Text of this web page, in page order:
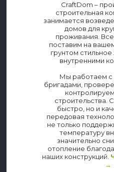
CraftDom –
строительная
занимается
домов для
проживания.
поставим на
грунтом
внутренними
Мы работаем с
бригадами,
строительства.
быстро, но и
передовая
не только
температуру
значительно
отопление
наших конструкций.
→